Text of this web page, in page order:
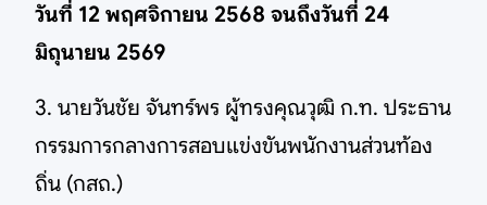
วันที่ 12 พฤศจิกายน 2568 จนถึงวันที่ 24
มิถุนายน 2569
3. นายวันชัย จันทร์พร ผู้ทรงคุณวุฒิ ก.ท. ประธาน
กรรมการกลางการสอบแข่งขันพนักงานส่วนท้อง
ถิ่น (กสถ.)